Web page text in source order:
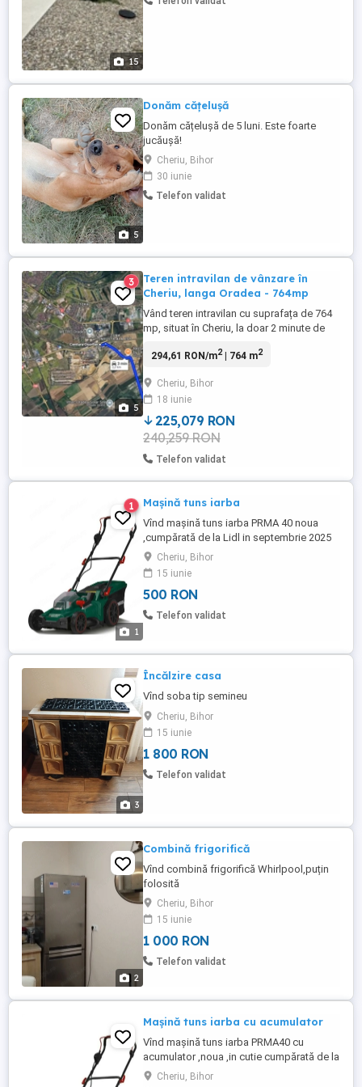
15
5
Donăm cățelușă
Donăm cățelușă de 5 luni. Este foarte
jucăușă!
Cheriu, Bihor
30 iunie
Telefon validat
5
3
Teren intravilan de vânzare în
Cheriu, langa Oradea - 764mp
Vând teren intravilan cu suprafața de 764
mp, situat în Cheriu, la doar 2 minute de
imediata apropiere a Cartierului Verde.
căi de acces de la drumul principal, pe un
drum pietruit. Caracteristici: Front stradal:
34,85 ...
294,61 RON/m2| 764 m2
Cheriu, Bihor
18 iunie
225,079 RON
240,259 RON
Telefon validat
1
1 Mașină tuns iarba
Vînd mașină tuns iarba PRMA 40 noua
,cumpărată de la Lidl in septembrie 2025
cu bon,are garanție 3ani Mașină este in
cutie funcționează cu 2 acumulatori care
nu sunt incluși în preț
Cheriu, Bihor
15 iunie
500 RON
Telefon validat
3
Încălzire casa
Vînd soba tip semineu
Cheriu, Bihor
15 iunie
1 800 RON
Telefon validat
2
Combină frigorifică
Vînd combină frigorifică Whirlpool,puțin
folosită
Cheriu, Bihor
15 iunie
1 000 RON
Telefon validat
Mașină tuns iarba cu acumulator
Vînd mașină tuns iarba PRMA40 cu
acumulator ,noua ,in cutie cumpărată de la
Lidl in iulie 2025,am bonul mașină este în
Cheriu, Bihor